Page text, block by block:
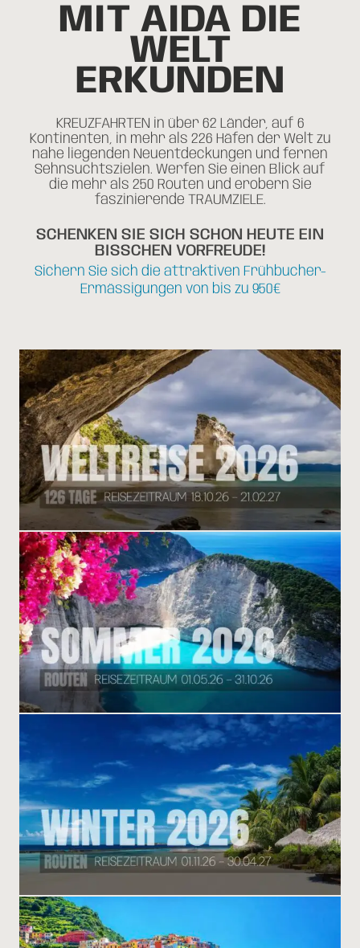
MIT AIDA DIE
WELT
ERKUNDEN
KREUZFAHRTEN in über 62 Länder, auf 6
Kontinenten, in mehr als 226 Häfen der Welt zu
nahe liegenden Neuentdeckungen und fernen
Sehnsuchtszielen. Werfen Sie einen Blick auf
die mehr als 250 Routen und erobern Sie
faszinierende TRAUMZIELE.
SCHENKEN SIE SICH SCHON HEUTE EIN
BISSCHEN VORFREUDE!
Sichern Sie sich die attraktiven Frühbucher-
Ermässigungen von bis zu 950€